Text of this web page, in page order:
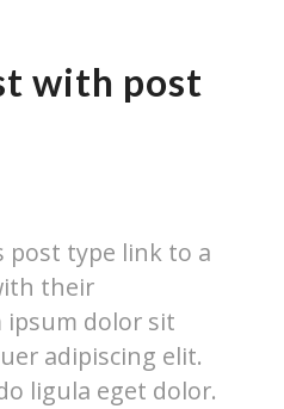
with post
post type link to a
their
ipsum dolor sit
adipiscing elit.
ligula eget dolor.